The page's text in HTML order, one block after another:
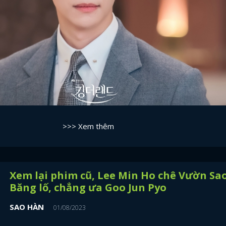
>>> Xem thêm
Xem lại phim cũ, Lee Min Ho chê Vườn
Băng lố, chẳng ưa Goo Jun Pyo
SAO HÀN 01/08/2023